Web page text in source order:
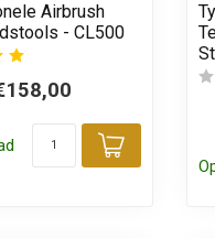
Airbrush
- CL500